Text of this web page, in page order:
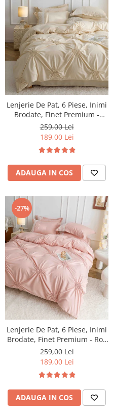
Lenjerie De Pat, 6 Piese, Inimi
Brodate, Finet Premium -
Crem
259,00 Lei
189,00 Lei
ADAUGA IN COS
-27%
Lenjerie De Pat, 6 Piese, Inimi
Brodate, Finet Premium - Roz
Pudra
259,00 Lei
189,00 Lei
ADAUGA IN COS